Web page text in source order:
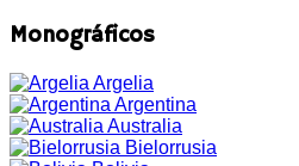
Monográficos
Argelia
Argentina
Australia
Bielorrusia